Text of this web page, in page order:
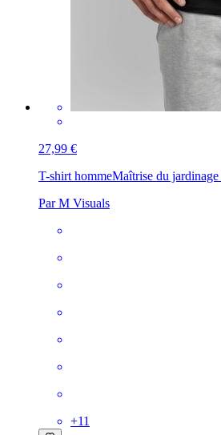
27,99 €
T-shirt hommeMaîtrise du
Par M Visuals
+11